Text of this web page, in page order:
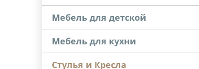
Мебель для детской
Мебель для кухни
Стулья и Кресла